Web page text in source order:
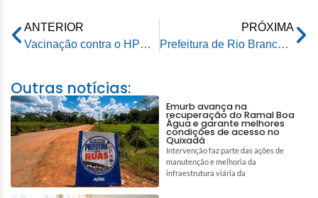
ANTERIOR
Vacinação contra o HPV tem prazo ampliado para jovens de Rio Branco e cobertura segue em crescimento
PRÓXIMA
Prefeitura de Rio Branco avança no retorno das famílias desabrigadas e prevê concluir operação ainda hoje
Outras notícias:
Emurb avança na
recuperação do Ramal Boa
Água e garante melhores
condições de acesso no
Quixadá
Intervenção faz parte das ações de
manutenção e melhoria da
infraestrutura viária da